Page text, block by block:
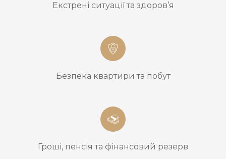
Екстрені ситуації та здоров’я
Безпека квартири та побут
Гроші, пенсія та фінансовий резерв